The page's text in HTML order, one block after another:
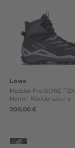
Lowa
Maddox Pro GORE-
Herren Wanderschuhe
200,00 €